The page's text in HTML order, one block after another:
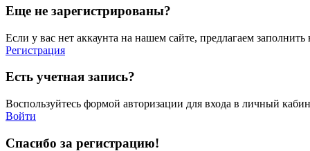
Еще не зарегистрированы?
Если у вас нет аккаунта на нашем сайте, предлагаем
Регистрация
Есть учетная запись?
Воспользуйтесь формой авторизации для входа в личный
Войти
Спасибо за регистрацию!